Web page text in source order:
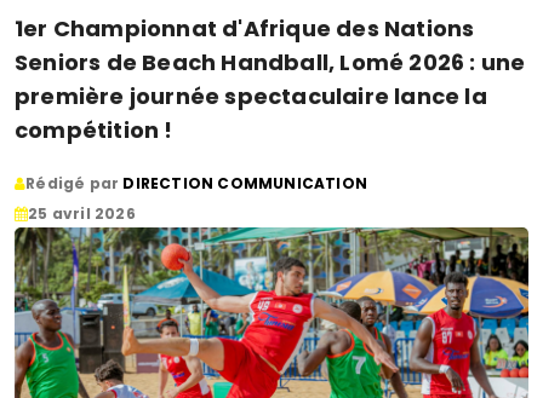
1er Championnat d'Afrique des Nations
Seniors de Beach Handball, Lomé 2026 : une
première journée spectaculaire lance la
compétition !
Rédigé par DIRECTION COMMUNICATION
25 avril 2026